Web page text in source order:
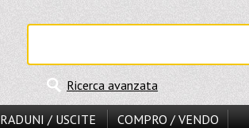
Ricerca avanzata
RADUNI / USCITE
COMPRO / VENDO